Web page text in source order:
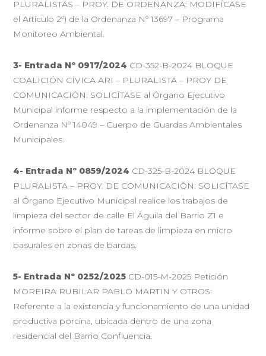
PLURALISTAS – PROY. DE ORDENANZA: MODIFÍCASE
el Artículo 2º) de la Ordenanza Nº 13697 – Programa
Monitoreo Ambiental.
3- Entrada Nº 0917/2024 CD-352-B-2024 BLOQUE
COALICIÓN CÍVICA ARI – PLURALISTA – PROY DE
COMUNICACIÓN: SOLICÍTASE al Órgano Ejecutivo
Municipal informe respecto a la implementación de la
Ordenanza Nº 14049 – Cuerpo de Guardas Ambientales
Municipales.
4- Entrada Nº 0859/2024 CD-325-B-2024 BLOQUE
PLURALISTA – PROY. DE COMUNICACIÓN: SOLICÍTASE
al Órgano Ejecutivo Municipal realice los trabajos de
limpieza del sector de calle El Águila del Barrio Z1 e
informe sobre el plan de tareas de limpieza en micro
basurales en zonas de bardas.
5- Entrada Nº 0252/2025 CD-015-M-2025 Petición
MOREIRA RUBILAR PABLO MARTIN Y OTROS:
Referente a la existencia y funcionamiento de una unidad
productiva porcina, ubicada dentro de una zona
residencial del Barrio Confluencia.